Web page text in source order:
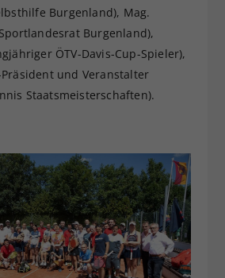
Burgenland), Mag.
Burgenland),
ÖTV-Davis-Cup-Spieler),
Präsident und Veranstalter
Staatsmeisterschaften).